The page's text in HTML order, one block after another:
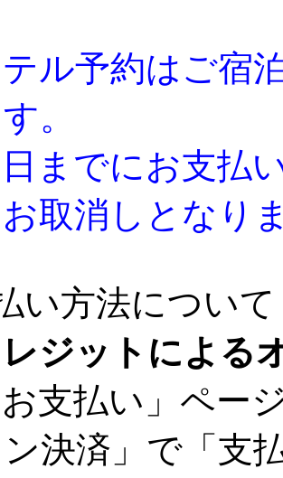
ル予約はご宿
。
でにお支払い
取消しとなり
い方法について
ジットによる
払い」ページ
決済」で「支